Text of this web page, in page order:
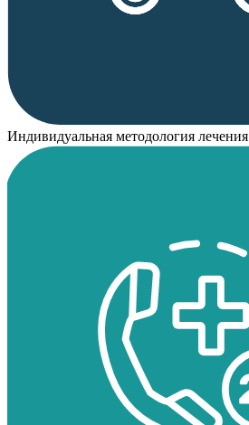
Индивидуальная методология лечения